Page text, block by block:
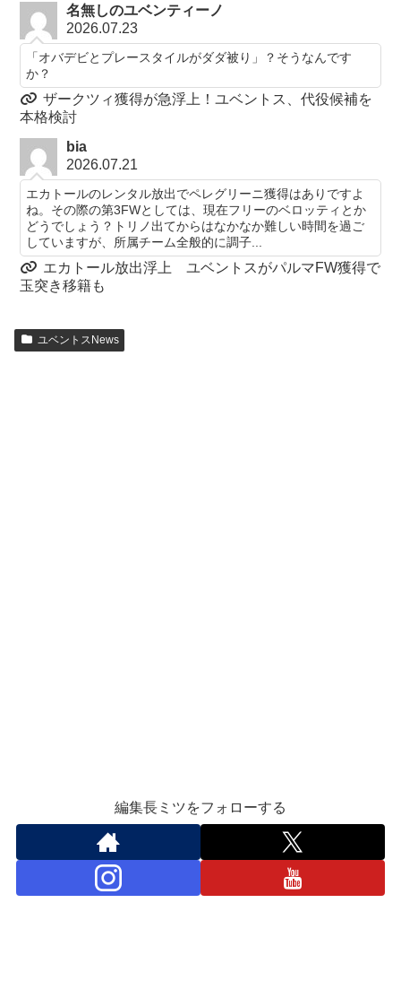
名無しのユベンティーノ
2026.07.23
「オバデビとプレースタイルがダダ被り」？そうなんです
か？
ザークツィ獲得が急浮上！ユベントス、代役候補を
本格検討
bia
2026.07.21
エカトールのレンタル放出でペレグリーニ獲得はありですよ
ね。その際の第3FWとしては、現在フリーのベロッティとか
どうでしょう？トリノ出てからはなかなか難しい時間を過ご
していますが、所属チーム全般的に調子...
エカトール放出浮上 ユベントスがパルマFW獲得で
玉突き移籍も
ユベントスNews
編集長ミツをフォローする